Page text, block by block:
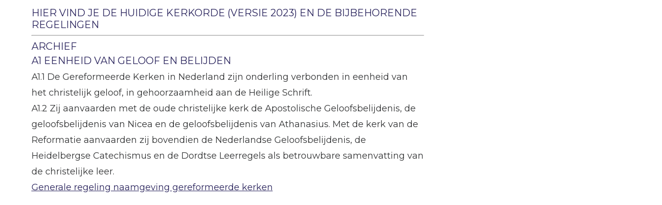
HIER VIND JE DE HUIDIGE KERKORDE (VERSIE 2023) EN DE BIJBEHORENDE
REGELINGEN
ARCHIEF
A1 EENHEID VAN GELOOF EN BELIJDEN
A1.1 De Gereformeerde Kerken in Nederland zijn onderling verbonden in eenheid van
het christelijk geloof, in gehoorzaamheid aan de Heilige Schrift.
A1.2 Zij aanvaarden met de oude christelijke kerk de Apostolische Geloofsbelijdenis, de
geloofsbelijdenis van Nicea en de geloofsbelijdenis van Athanasius. Met de kerk van de
Reformatie aanvaarden zij bovendien de Nederlandse Geloofsbelijdenis, de
Heidelbergse Catechismus en de Dordtse Leerregels als betrouwbare samenvatting van
de christelijke leer.
Generale regeling naamgeving gereformeerde kerken